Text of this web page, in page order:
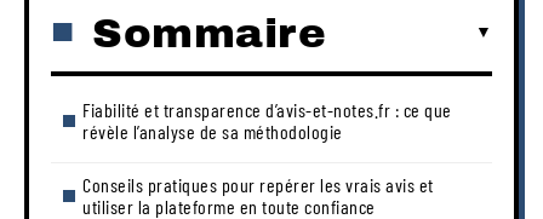
Sommaire
Fiabilité et transparence d’avis-et-notes.fr : ce que
révèle l’analyse de sa méthodologie
Conseils pratiques pour repérer les vrais avis et
utiliser la plateforme en toute confiance